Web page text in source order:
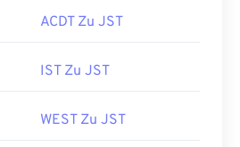
ACDT Zu JST
IST Zu JST
WEST Zu JST